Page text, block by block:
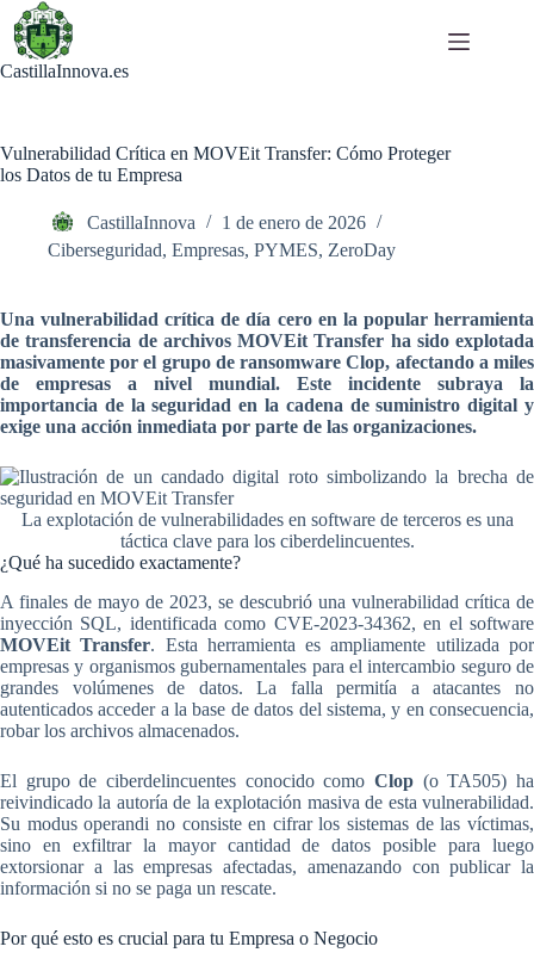
Saltar
contenido
CastillaInnova.es
Vulnerabilidad Crítica en MOVEit Transfer: Cómo Proteger
los Datos de tu Empresa
CastillaInnova
1 de enero de 2026
Ciberseguridad, Empresas, PYMES, ZeroDay
Una vulnerabilidad crítica de día cero en la popular herramienta
de transferencia de archivos MOVEit Transfer ha sido explotada
masivamente por el grupo de ransomware Clop, afectando a miles
de empresas a nivel mundial. Este incidente subraya la
importancia de la seguridad en la cadena de suministro digital y
exige una acción inmediata por parte de las organizaciones.
La explotación de vulnerabilidades en software de terceros es una
táctica clave para los ciberdelincuentes.
¿Qué ha sucedido exactamente?
A finales de mayo de 2023, se descubrió una vulnerabilidad crítica de
inyección SQL, identificada como CVE-2023-34362, en el software
MOVEit Transfer. Esta herramienta es ampliamente utilizada por
empresas y organismos gubernamentales para el intercambio seguro de
grandes volúmenes de datos. La falla permitía a atacantes no
autenticados acceder a la base de datos del sistema, y en consecuencia,
robar los archivos almacenados.
El grupo de ciberdelincuentes conocido como Clop (o TA505) ha
reivindicado la autoría de la explotación masiva de esta vulnerabilidad.
Su modus operandi no consiste en cifrar los sistemas de las víctimas,
sino en exfiltrar la mayor cantidad de datos posible para luego
extorsionar a las empresas afectadas, amenazando con publicar la
información si no se paga un rescate.
Por qué esto es crucial para tu Empresa o Negocio